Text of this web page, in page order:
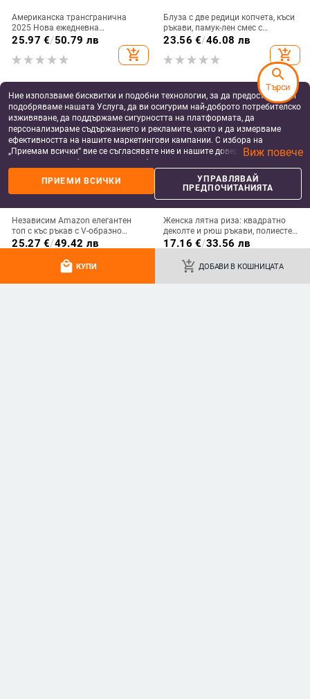
local_mall КУПИ add_shopping_cart ДОБАВИ В КОШНИЦАТА
Американска трансгранична
2025 Нова ежедневна
универсална модна
висококачествена раирана
дамска риза с дълъг ръкав
25.97 €/50.79 лв
add_shopping_cart
Блуза с две редици копчета, къси
ръкави, памук-лен смес с
спандекс, свободна кройка
23.56 €/46.08 лв
add_shopping_cart
Независим Amazon елегантен
топ с къс ръкав с V-образно
деколте, щампован, дантела,
нова тениска с къс ръкав за жени
25.27 €/49.42 лв
Женска лятна риза: квадратно
деколте и рюш ръкави, полиестер
70-80%, ежедневен стил
17.16 €/33.56 лв
Ние използваме бисквитки и подобни технологии, за да предоставяме и
подобряваме нашата Услуга, да ви осигурим най-доброто потребителско
изживяване, да поддържаме сигурността на платформата, да
персонализираме съдържанието и рекламите, както и да измерваме
ефективността на нашите маркетингови кампании. С избора на
„Приемам всички“ вие се съгласявате ние и нашите доверени партньори
да съхраняваме бисквитки и подобни технологии на вашето устройство
за рекламни и аналитични цели. Можете по всяко време да управлявате
своите предпочитания, като натиснете „Управлявай предпочитанията“.
За повече информация, моля, вижте нашата
данните.
Виж повече
ПРИЕМИ ВСИЧКИ
УПРАВЛЯВАЙ
ПРЕДПОЧИТАНИЯТА
search
Търси